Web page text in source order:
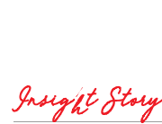
Insight Story